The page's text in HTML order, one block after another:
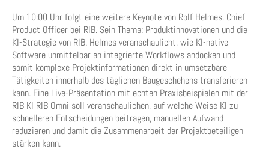
Um 10:00 Uhr folgt eine weitere Keynote von Rolf Helmes, Chief
Product Officer bei RIB. Sein Thema: Produktinnovationen und die
KI-Strategie von RIB. Helmes veranschaulicht, wie KI-native
Software unmittelbar an integrierte Workflows andocken und
somit komplexe Projektinformationen direkt in umsetzbare
Tätigkeiten innerhalb des täglichen Baugeschehens transferieren
kann. Eine Live-Präsentation mit echten Praxisbeispielen mit der
RIB KI RIB Omni soll veranschaulichen, auf welche Weise KI zu
schnelleren Entscheidungen beitragen, manuellen Aufwand
reduzieren und damit die Zusammenarbeit der Projektbeteiligen
stärken kann.